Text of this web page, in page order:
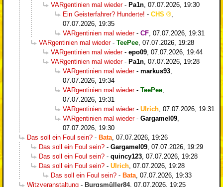
VARgentinien mal wieder- Pa1n 07.07.2026, 19:30
Ein Geisterfahrer? Hunderte! - CHS
07.07.2026, 19:35
VARgentinien mal wieder- CF 07.07.2026, 19:31
VARgentinien mal wieder- TeePee 07.07.2026, 19:28
VARgentinien mal wieder- epo09 07.07.2026, 19:44
VARgentinien mal wieder- Pa1n 07.07.2026, 19:28
VARgentinien mal wieder- markus93
07.07.2026, 19:34
VARgentinien mal wieder- TeePee
07.07.2026, 19:31
VARgentinien mal wieder- Ulrich 07.07.2026, 19:31
VARgentinien mal wieder- Gargamel09
07.07.2026, 19:30
Das soll ein Foul sein? - Bata 07.07.2026, 19:26
Das soll ein Foul sein? - Gargamel09 07.07.2026, 19:29
Das soll ein Foul sein? - quincy123 07.07.2026, 19:28
Das soll ein Foul sein? - Ulrich 07.07.2026, 19:28
Das soll ein Foul sein? - Bata 07.07.2026, 19:33
Witzveranstaltung - Burgsmüller84, 07.07.2026, 19:25